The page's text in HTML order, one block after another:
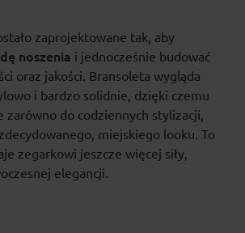
zaprojektowane tak, aby
noszenia i jednocześnie budować
oraz jakości. Bransoleta wygląda
i bardzo solidnie, dzięki czemu
zarówno do codziennych stylizacji,
miejskiego looku. To
zegarkowi jeszcze więcej siły,
elegancji.